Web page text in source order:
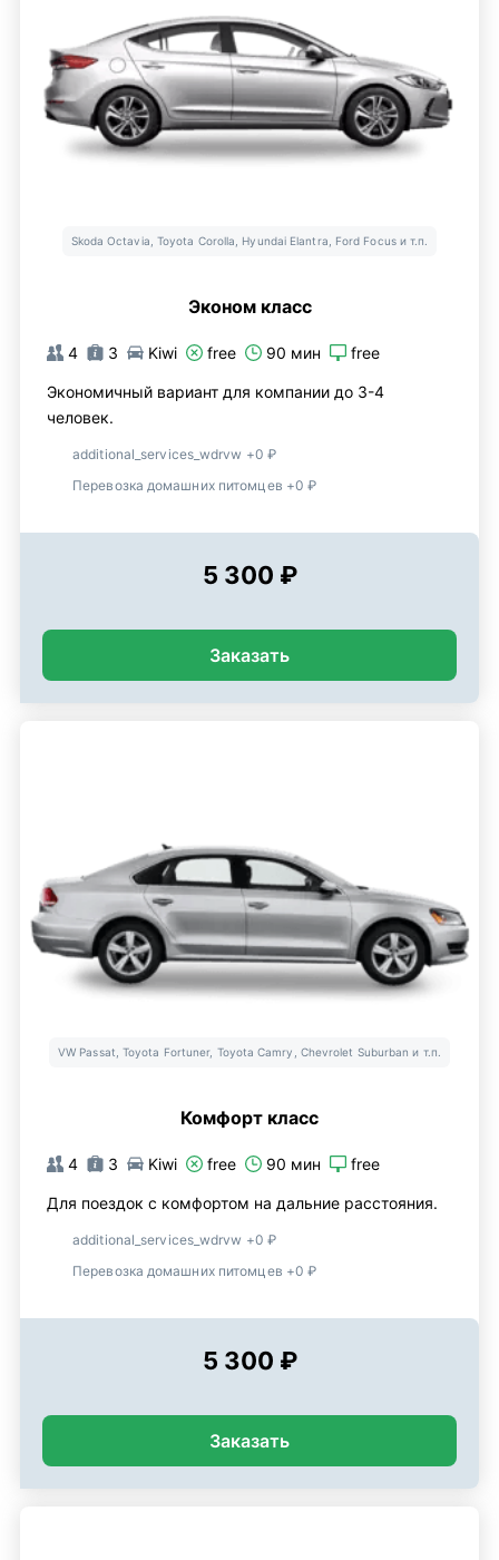
Skoda Octavia, Toyota Corolla, Hyundai Elantra, Ford Focus и т.п.
Эконом класс
4 3 Kiwi free 90 мин free
Экономичный вариант для компании до 3-4
человек.
additional_services_wdrvw +0 ₽
Перевозка домашних питомцев +0 ₽
5 300 ₽
Заказать
VW Passat, Toyota Fortuner, Toyota Camry, Chevrolet Suburban и т.п.
Комфорт класс
4 3 Kiwi free 90 мин free
Для поездок с комфортом на дальние расстояния.
additional_services_wdrvw +0 ₽
Перевозка домашних питомцев +0 ₽
5 300 ₽
Заказать